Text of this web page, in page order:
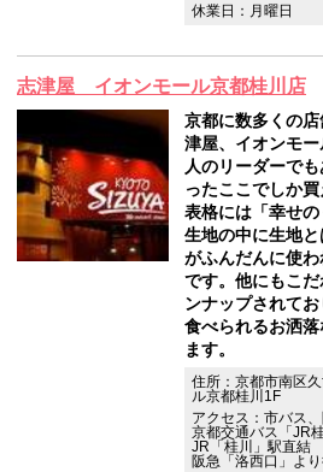
休業日：月曜日
志津屋 イオンモール京都桂川店
京都に数多くの
津屋、イオンモ
人のリーダーで
ったここでしか
表格には「幸せ
生地の中に生地
がふんだんに使
です。他にもこ
ンナップされて
食べられるお洒
ます。
住所：京都市南区
ル京都桂川1F
アクセス：市バス
京都交通バス「JR
JR「桂川」駅直結
阪急「洛西口」よ